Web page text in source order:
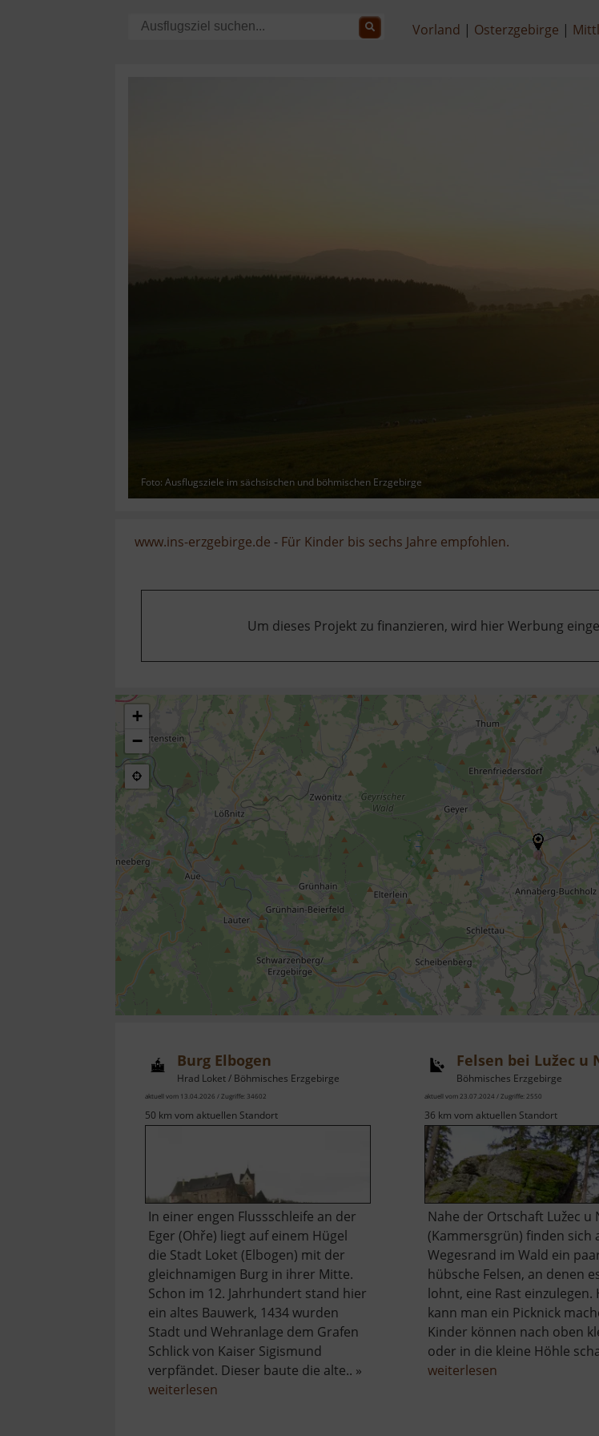
Vorland Osterzgebirge
Foto: Ausflugsziele im sächsischen und böhmischen Erzgebirge
www.ins-erzgebirge.de - Für Kinder bis sechs Jahre empfohlen.
Um dieses Projekt zu finanzieren, wird hier Werbung
+
−
Burg Elbogen
Hrad Loket / Böhmisches Erzgebirge
aktuell vom 13.04.2026 / Zugriffe: 34602
50 km vom aktuellen Standort
In einer engen Flussschleife an der
Eger (Ohře) liegt auf einem Hügel
die Stadt Loket (Elbogen) mit der
gleichnamigen Burg in ihrer Mitte.
Schon im 12. Jahrhundert stand hier
ein altes Bauwerk, 1434 wurden
Stadt und Wehranlage dem Grafen
Schlick von Kaiser Sigismund
verpfändet. Dieser baute die alte.. »
weiterlesen
Böhmisches Erzgebirge
aktuell vom 23.07.2024 / Zugriffe: 2550
36 km vom aktuellen Standort
Nahe der Ortschaft Lužec u
(Kammersgrün) finden sich
Wegesrand im Wald ein
hübsche Felsen, an denen
lohnt, eine Rast einzulegen.
kann man ein Picknick
Kinder können nach oben
oder in die kleine Höhle
weiterlesen